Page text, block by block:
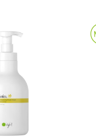
ケア
ドソープ
ドクリーム